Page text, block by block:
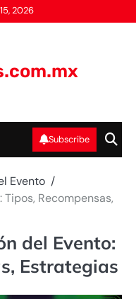
2026
Subscribe
Evento
Recompensas,
del Evento:
Estrategias